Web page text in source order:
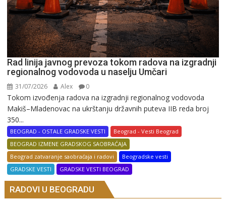
Rad linija javnog prevoza tokom radova na izgradnji
regionalnog vodovoda u naselju Umčari
31/07/2026 Alex 0
Tokom izvođenja radova na izgradnji regionalnog vodovoda
Makiš–Mladenovac na ukrštanju državnih puteva IIB reda broj
350...
BEOGRAD - OSTALE GRADSKE VESTI
Beograd - Vesti Beograd
BEOGRAD IZMENE GRADSKOG SAOBRAĆAJA
Beograd zatvaranje saobraćaja i radovi
Beogradske vesti
GRADSKE VESTI
GRADSKE VESTI BEOGRAD
RADOVI U BEOGRADU